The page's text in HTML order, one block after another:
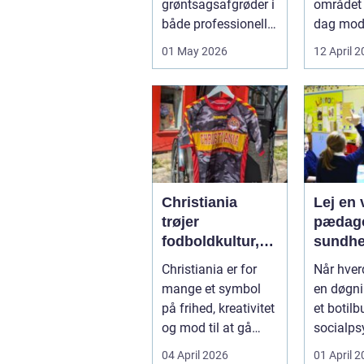
grøntsagsafgrøder i
både professionelle
større
landbrugspro...
01 May 2026
varme
dag mod
en vej
12 April
Christiania
trøjer
fodboldkultur,
frihed og fanstil
Christiania er for
mange et symbol
på frihed, kreativitet
og mod til at gå
egne veje. Den
04 April 2026
Lej en
sundhed
får du
hjælp
Når
en
et
01 April